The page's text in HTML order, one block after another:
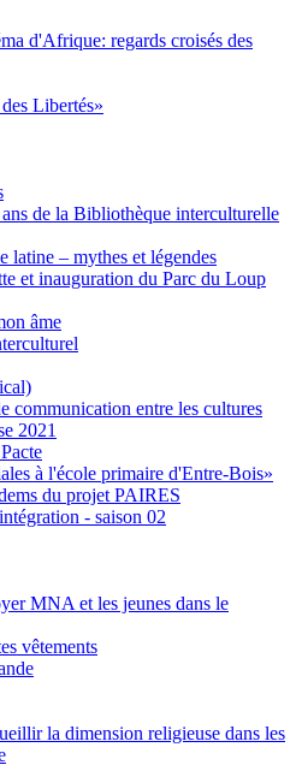
d'Afrique: regards croisés des
Libertés»
de la Bibliothèque interculturelle
latine – mythes et légendes
et inauguration du Parc du Loup
âme
communication entre les cultures
2021
à l'école primaire d'Entre-Bois»
du projet PAIRES
- saison 02
MNA et les jeunes dans le
vêtements
la dimension religieuse dans les